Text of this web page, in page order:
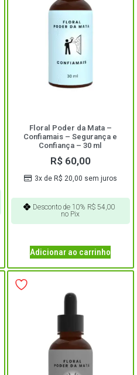
Floral Poder da Mata –
Confiamais – Segurança e
Confiança – 30 ml
R$60,00
3x de R$ 20,00 sem juros
Desconto de 10% R$54,00
no Pix
Adicionar ao carrinho